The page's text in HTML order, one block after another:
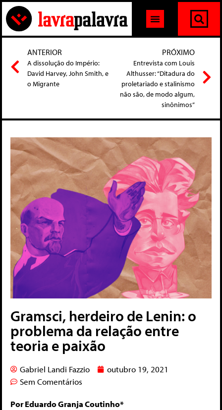
ANTERIOR
A dissolução do Império:
David Harvey, John Smith, e
o Migrante
PRÓXIMO
Entrevista com Louis
Althusser: “Ditadura do
proletariado e stalinismo
não são, de modo algum,
sinônimos”
Gramsci, herdeiro de Lenin: o
problema da relação entre
teoria e paixão
Gabriel Landi Fazzio
outubro 19, 2021
Sem Comentários
Por Eduardo Granja Coutinho*